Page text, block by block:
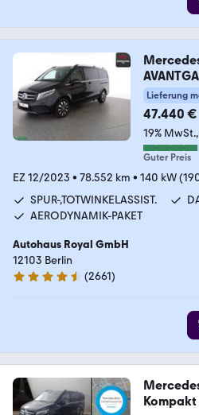
Lieferung
47.440 €
19% MwSt.
Guter Preis
EZ 12/2023 • 78.552 km • 140 kW
SPUR-,TOTWINKELASSIST.
AERODYNAMIK-PAKET
Autohaus Royal GmbH
12103 Berlin
4.6 Sterne
(2661)
Kompakt